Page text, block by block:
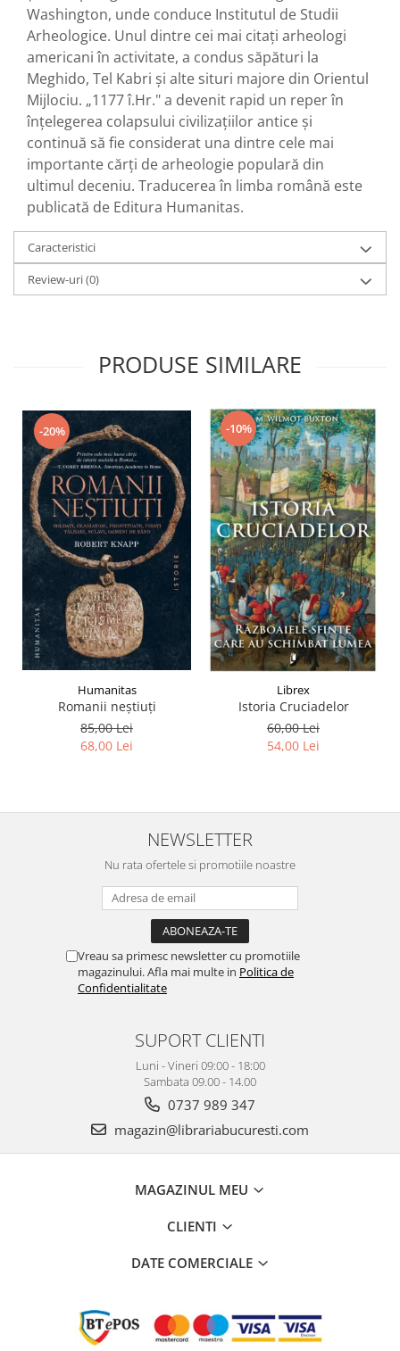
Washington, unde conduce Institutul de Studii
Arheologice. Unul dintre cei mai citați arheologi
americani în activitate, a condus săpături la
Meghido, Tel Kabri și alte situri majore din Orientul
Mijlociu. „1177 î.Hr." a devenit rapid un reper în
înțelegerea colapsului civilizațiilor antice și
continuă să fie considerat una dintre cele mai
importante cărți de arheologie populară din
ultimul deceniu. Traducerea în limba română este
publicată de Editura Humanitas.
Caracteristici
Review-uri(0)
PRODUSE SIMILARE
-20%
Humanitas
Romanii neştiuţi
85,00 Lei
68,00 Lei
-10%
Librex
Istoria Cruciadelor
60,00 Lei
54,00 Lei
NEWSLETTER
Nu rata ofertele si promotiile noastre
Vreau sa primesc newsletter cu promotiile
magazinului. Afla mai multe in Politica de
Confidentialitate
SUPORT CLIENTI
Luni - Vineri 09:00 - 18:00
Sambata 09.00 - 14.00
0737 989 347
magazin@librariabucuresti.com
MAGAZINUL MEU
CLIENTI
DATE COMERCIALE